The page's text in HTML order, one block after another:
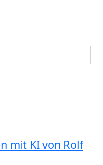
mit KI von Rolf